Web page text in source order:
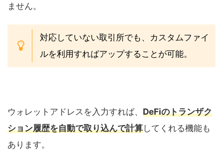
ません。
対応していない取引所でも、カスタムファイ
ルを利用すればアップすることが可能。
ウォレットアドレスを入力すれば、 DeFiのトランザク
ション履歴を自動で取り込んで計算してくれる機能も
あります。